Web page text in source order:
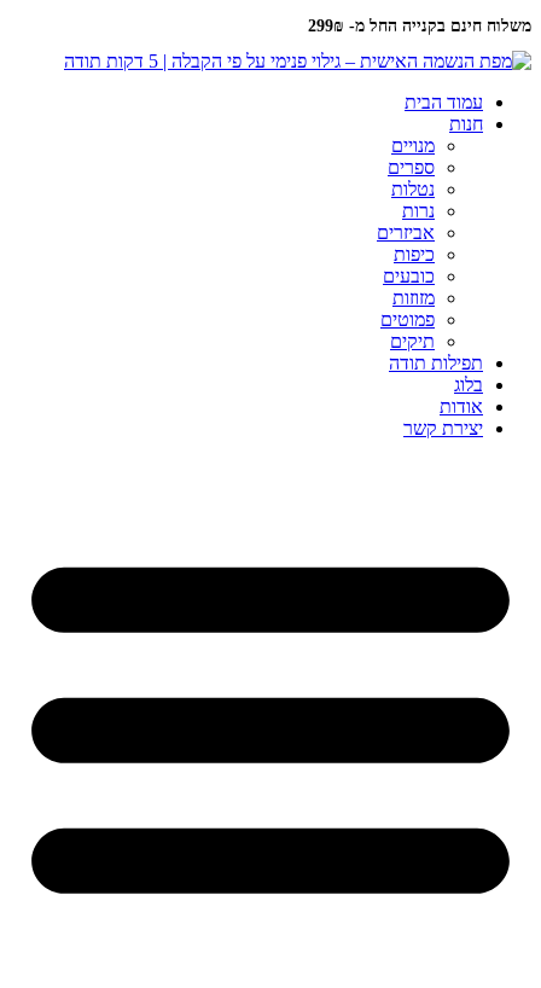
משלוח חינם בקנייה החל מ- 299₪
עמוד הבית
חנות
מנויים
ספרים
נטלות
נרות
אביזרים
כיפות
כובעים
מזוזות
פמוטים
תיקים
תפילות תודה
בלוג
אודות
יצירת קשר